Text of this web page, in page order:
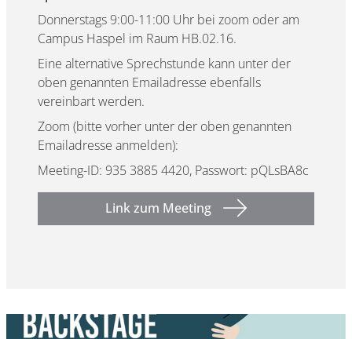
Donnerstags 9:00-11:00 Uhr bei zoom oder am
Campus Haspel im Raum HB.02.16.
Eine alternative Sprechstunde kann unter der
oben genannten Emailadresse ebenfalls
vereinbart werden.
Zoom (bitte vorher unter der oben genannten
Emailadresse anmelden):
Meeting-ID: 935 3885 4420, Passwort: pQLsBA8c
Link zum Meeting